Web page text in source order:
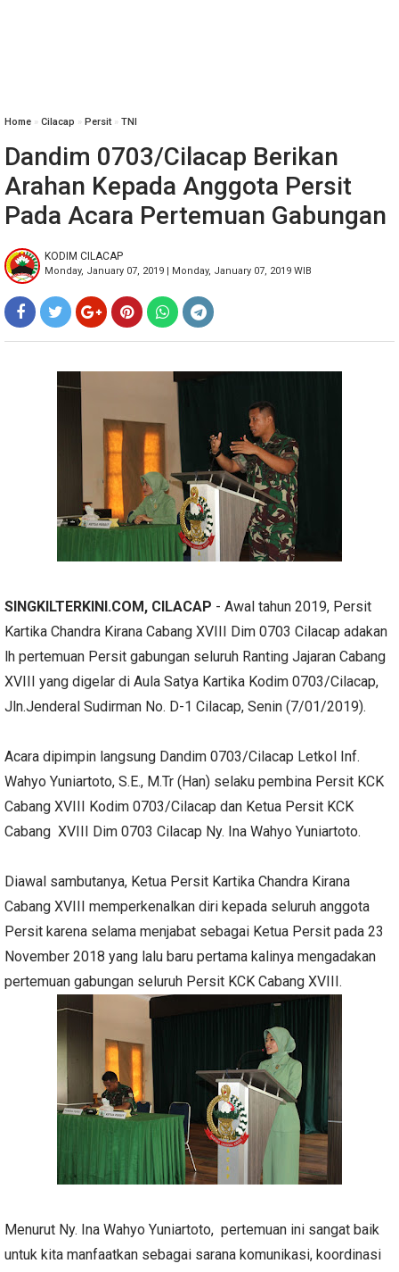
Home » Cilacap » Persit» TNI
Dandim 0703/Cilacap Berikan
Arahan Kepada Anggota Persit
Pada Acara Pertemuan Gabungan
KODIM CILACAP
Monday, January 07, 2019 | Monday, January 07, 2019 WIB
SINGKILTERKINI.COM, CILACAP - Awal tahun 2019, Persit
Kartika Chandra Kirana Cabang XVIII Dim 0703 Cilacap adakan
lh pertemuan Persit gabungan seluruh Ranting Jajaran Cabang
XVIII yang digelar di Aula Satya Kartika Kodim 0703/Cilacap,
Jln.Jenderal Sudirman No. D-1 Cilacap, Senin (7/01/2019).
Acara dipimpin langsung Dandim 0703/Cilacap Letkol Inf.
Wahyo Yuniartoto, S.E., M.Tr (Han) selaku pembina Persit KCK
Cabang XVIII Kodim 0703/Cilacap dan Ketua Persit KCK
Cabang XVIII Dim 0703 Cilacap Ny. Ina Wahyo Yuniartoto.
Diawal sambutanya, Ketua Persit Kartika Chandra Kirana
Cabang XVIII memperkenalkan diri kepada seluruh anggota
Persit karena selama menjabat sebagai Ketua Persit pada 23
November 2018 yang lalu baru pertama kalinya mengadakan
pertemuan gabungan seluruh Persit KCK Cabang XVIII.
Menurut Ny. Ina Wahyo Yuniartoto, pertemuan ini sangat baik
untuk kita manfaatkan sebagai sarana komunikasi, koordinasi